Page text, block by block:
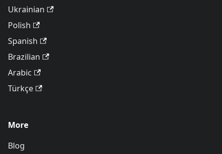
Ukrainian
Polish
Spanish
Brazilian
Arabic
Türkçe
More
Blog